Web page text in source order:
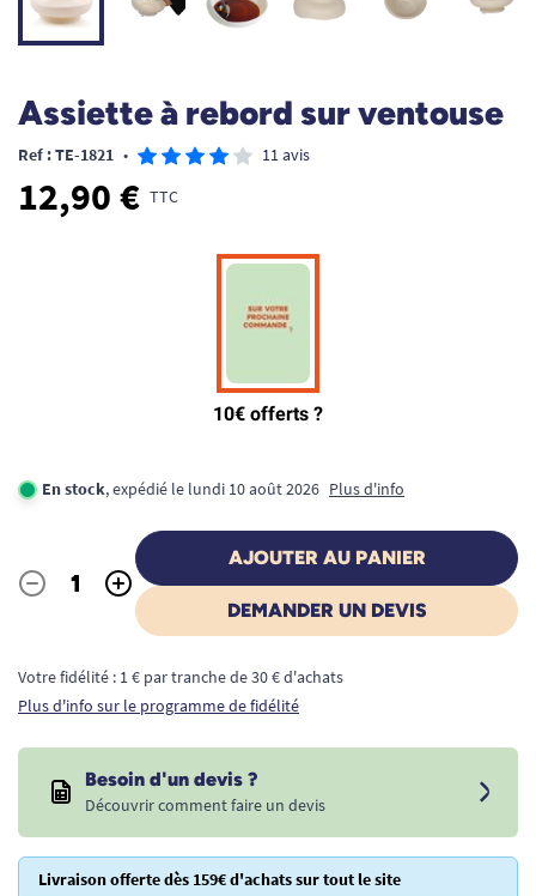
Assiette à rebord sur ventouse
Ref : TE-1821 • 11 avis
12,90 € TTC
En stock, expédié le lundi 10 août 2026 Plus d'info
Quantité
- +
AJOUTER AU PANIER
DEMANDER UN DEVIS
Votre fidélité : 1 € par tranche de 30 € d'achats
Plus d'info sur le programme de fidélité
Besoin d'un devis ?
Découvrir comment faire un devis
Livraison offerte dès 159€ d'achats sur tout le site